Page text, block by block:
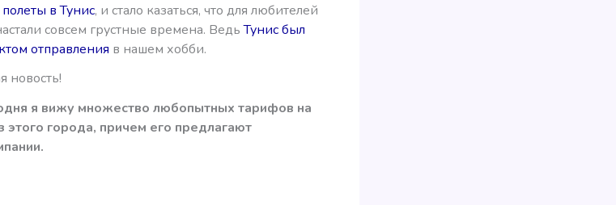
в Тунис, и стало казаться, что для любителей
совсем грустные времена. ВедьТунис был
отправления в нашем хобби.
новость!
я вижу множество любопытных тарифов на
города, причем его предлагают